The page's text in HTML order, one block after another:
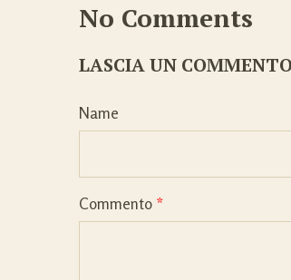
No Comments
LASCIA UN COMMENTO
Name
Commento *